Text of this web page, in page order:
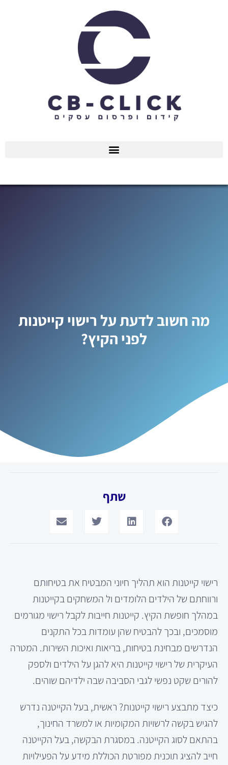
מה חשוב לדעת על רישוי קייטנות
לפני הקיץ?
שתף
רישוי קייטנות הוא תהליך חיוני המבטיח את בטיחותם
ורווחתם של הילדים הלומדים ול המשחקים בקייטנות
במהלך חופשת הקיץ. קייטנות חייבות לקבל רישוי מגורמים
מוסמכים, ובכך להבטיח שהן עומדות בכל התקנים
הנדרשים מבחינת בטיחות, בריאות ואיכות השירות. המטרה
העיקרית של רישוי קייטנות היא להגן על הילדים ולספק
להורים שקט נפשי לגבי הסביבה שבה ילדיהם שוהים.
כיצד מתבצע רישוי קייטנות? ראשית, בעל הקייטנה נדרש
להגיש בקשה לרשויות המקומיות או למשרד החינוך,
בהתאם לסוג הקייטנה. במסגרת הבקשה, בעל הקייטנה
חייב להציג תוכנית מפורטת הכוללת מידע על הפעילויות